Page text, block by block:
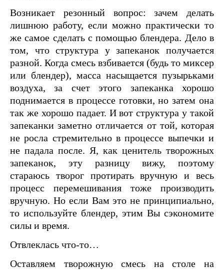
Возникает резонный вопрос: зачем делать
лишнюю работу, если можно практически то
же самое сделать с помощью блендера. Дело в
том, что структура у запеканок получается
разной. Когда смесь взбивается (будь то миксер
или блендер), масса насыщается пузырьками
воздуха, за счет этого запеканка хорошо
поднимается в процессе готовки, но затем она
так же хорошо падает. И вот структура у такой
запеканки заметно отличается от той, которая
не росла стремительно в процессе выпечки и
не падала после. Я, как ценитель творожных
запеканок, эту разницу вижу, поэтому
стараюсь творог протирать вручную и весь
процесс перемешивания тоже производить
вручную. Но если Вам это не принципиально,
то используйте блендер, этим Вы сэкономите
силы и время.
Отвлеклась что-то…
Оставляем творожную смесь на столе на